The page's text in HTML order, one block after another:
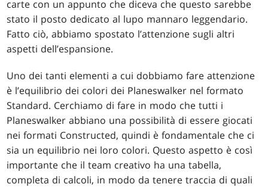
carte con un appunto che diceva che questo sarebbe
stato il posto dedicato al lupo mannaro leggendario.
Fatto ciò, abbiamo spostato l’attenzione sugli altri
aspetti dell’espansione.
Uno dei tanti elementi a cui dobbiamo fare attenzione
è l’equilibrio dei colori dei Planeswalker nel formato
Standard. Cerchiamo di fare in modo che tutti i
Planeswalker abbiano una possibilità di essere giocati
nei formati Constructed, quindi è fondamentale che ci
sia un equilibrio nei loro colori. Questo aspetto è così
importante che il team creativo ha una tabella,
completa di calcoli, in modo da tenere traccia di quali